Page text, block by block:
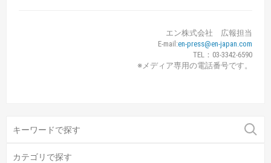
エン株式会社 広報担当
E-mail:en-press@en-japan.com
TEL：03-3342-6590
※メディア専用の電話番号です。